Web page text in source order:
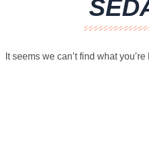
It seems we can’t find what